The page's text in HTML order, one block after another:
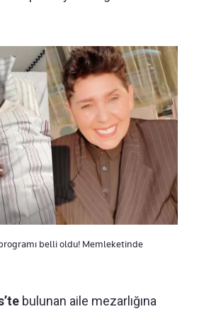
belli oldu! Memleketinde
bulunan aile mezarlığına